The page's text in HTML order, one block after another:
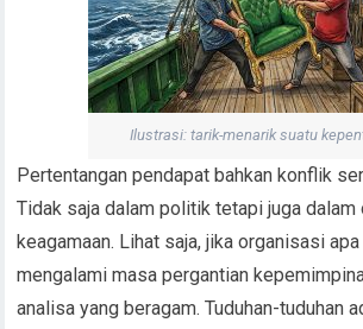
Ilustrasi: tarik-menarik suatu
Pertentangan pendapat bahkan konflik
Tidak saja dalam politik tetapi juga
keagamaan. Lihat saja, jika organisasi
mengalami masa pergantian
analisa yang beragam. Tuduhan-tuduhan